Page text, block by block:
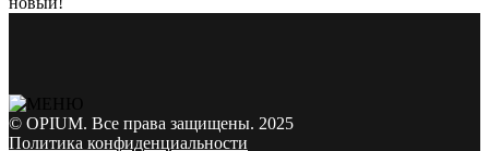
© OPIUM. Все права защищены. 2025
Политика конфиденциальности